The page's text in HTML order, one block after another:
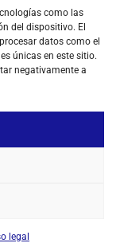
como las
del dispositivo. El
datos como el
únicas en este sitio.
negativamente a
legal